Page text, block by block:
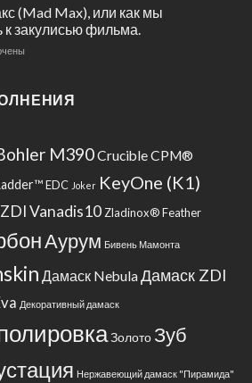
(Mad Max), или как мы
к закулисью фильма.
M390Crucible CPM®
EDC Joker KeyOne (K1)
ZDI Vanadis10 Zladinox® Feather
Аурум Бивень Мамонта
Дамаск NebulaДамаск ZDI
Декоративный дамаск
Золото Зуб
Нержавеющий дамаск "Пирамида"